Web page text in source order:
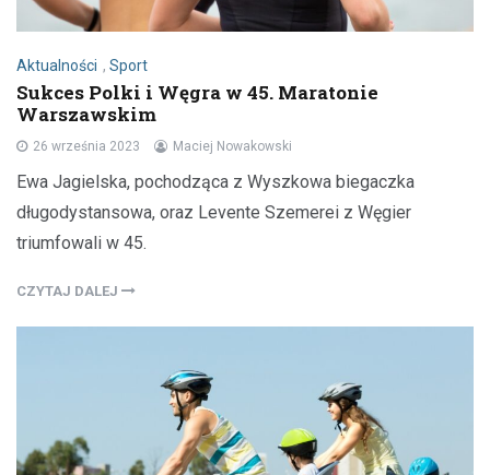
Aktualności , Sport
Sukces Polki i Węgra w 45. Maratonie
Warszawskim
26 września 2023 Maciej Nowakowski
Ewa Jagielska, pochodząca z Wyszkowa biegaczka
długodystansowa, oraz Levente Szemerei z Węgier
triumfowali w 45.
CZYTAJ DALEJ